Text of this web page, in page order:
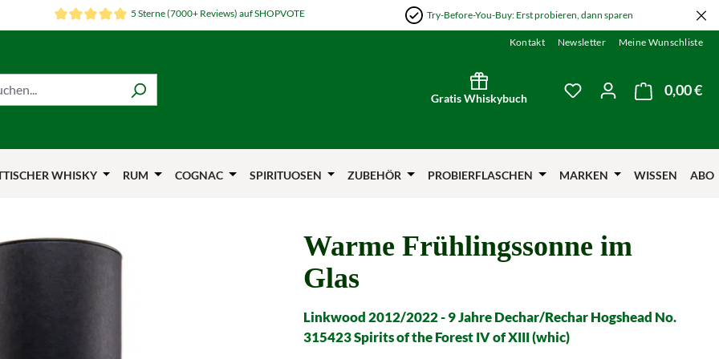
5 Sterne (7000+ Reviews) auf SHOPVOTE Try-Before-You-Buy: Erst probieren, dann sparen
Kontakt Newsletter Meine Wunschliste
Gratis Whiskybuch
Du hast 0 Produkte
0,00 €
WHISKY RUM COGNAC SPIRITUOSEN ZUBEHÖR PROBIERFLASCHEN MARKEN WISSEN ABO
Warme Frühlingssonne im
Glas
Linkwood 2012/2022 - 9 Jahre Dechar/Rechar Hogshead No.
315423 Spirits of the Forest IV of XIII (whic)